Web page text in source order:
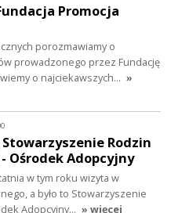
Promocja
porozmawiamy o
prowadzonego przez Fundację
o najciekawszych… »
Stowarzyszenie Rodzin
Ośrodek Adopcyjny
w tym roku wizyta w
a było to Stowarzyszenie
Adopcyjny… » więcej